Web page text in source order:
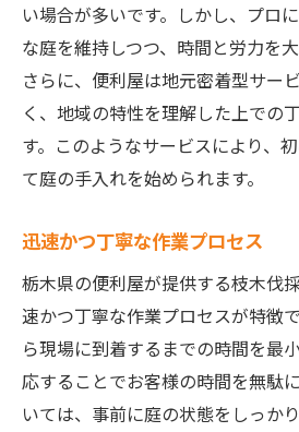
い場合が多いです。しかし、プロ
な庭を維持しつつ、時間と労力を
さらに、便利屋は地元密着型サー
く、地域の特性を理解した上での
す。このようなサービスにより、
て庭の手入れを始められます。
迅速かつ丁寧な作業プロセス
栃木県の便利屋が提供する枝木伐
速かつ丁寧な作業プロセスが特徴
ら現場に到着するまでの時間を最
応することでお客様の時間を無駄
いては、事前に庭の状態をしっか